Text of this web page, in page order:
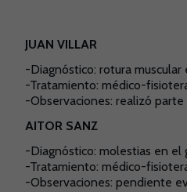
JUAN VILLAR
-Diagnóstico: rotura muscular
-Tratamiento: médico-
-Observaciones: realizó
AITOR SANZ
-Diagnóstico: molestias en el
-Tratamiento: médico-
-Observaciones: pendiente